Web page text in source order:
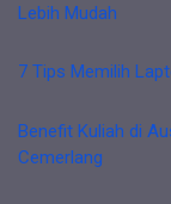
Lebih Mudah
7 Tips Memilih
Benefit Kuliah di
Cemerlang